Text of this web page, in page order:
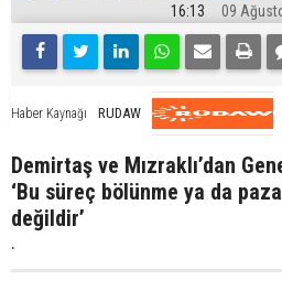
16:13 09
Haber Kaynağı RUDAW
Demirtaş ve Mızraklı’dan
‘Bu süreç bölünme ya da
değildir’
.